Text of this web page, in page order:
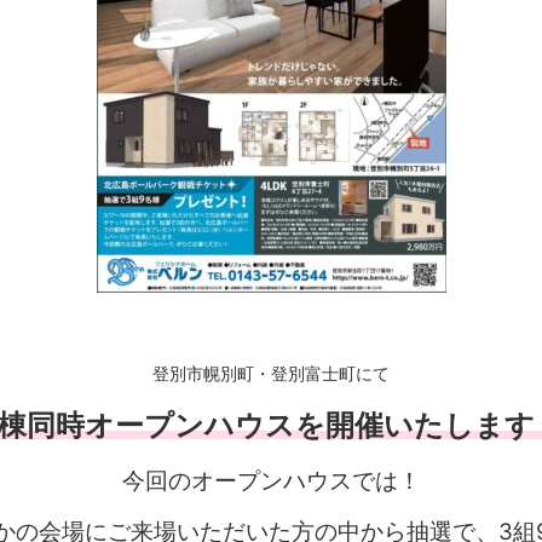
登別市幌別町・登別富士町にて
同時オープンハウスを開催いたします
今回のオープンハウスでは！
の会場にご来場いただいた方の中から抽選で、 3組